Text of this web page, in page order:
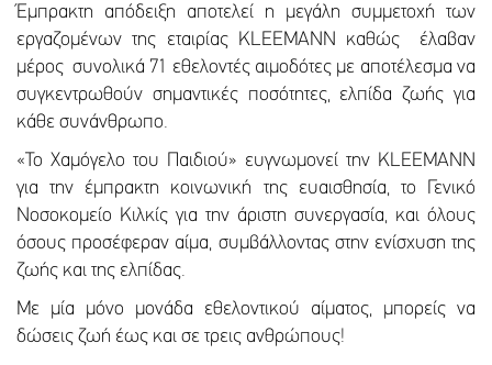
Έμπρακτη απόδειξη αποτελεί η μεγάλη συμμετοχή των
εργαζομένων της εταιρίας KLEEMANN καθώς έλαβαν
μέρος συνολικά 71 εθελοντές αιμοδότες με αποτέλεσμα να
συγκεντρωθούν σημαντικές ποσότητες, ελπίδα ζωής για
κάθε συνάνθρωπο.
«Το Χαμόγελο του Παιδιού» ευγνωμονεί την KLEEMANN
για την έμπρακτη κοινωνική της ευαισθησία, το Γενικό
Νοσοκομείο Κιλκίς για την άριστη συνεργασία, και όλους
όσους προσέφεραν αίμα, συμβάλλοντας στην ενίσχυση της
ζωής και της ελπίδας.
Με μία μόνο μονάδα εθελοντικού αίματος, μπορείς να
δώσεις ζωή έως και σε τρεις ανθρώπους!